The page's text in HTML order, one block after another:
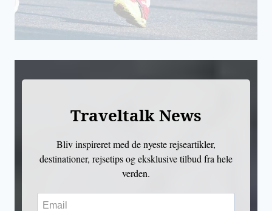
Traveltalk News
Bliv inspireret med de nyeste rejseartikler,
destinationer, rejsetips og eksklusive tilbud fra hele
verden.